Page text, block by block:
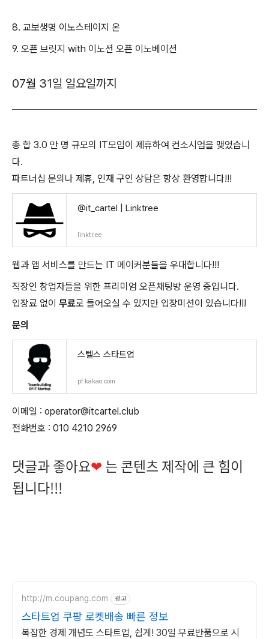
8. 교보생명 이노스테이지 온
9. 오픈 브릿지 with 이노션 오픈 이노베이션
07월 31일 일요일까지
총 합 3.0 만 명 규모의 IT모임이 제휴하여 컨소시엄을 맺었습니
다.
파트너십 문의나 제휴, 인재 구인 상담은 항상 환영합니다!!!
@it_cartel | Linktree
linktr.ee
웹과 앱 서비스를 만드는 IT 메이커분들을 우대합니다!!!
직장인 창업자들을 위한 프리미엄 오픈채팅방 운영 중입니다.
입장료 없이 무료로 들어오실 수 있지만 입장미션이 있습니다!!!
문의
스텔스 스타트업
pf.kakao.com
이메일 : operator@itcartel.club
전화번호 : 010 4210 2969
댓글과 좋아요❤ 는 콘텐츠 제작에 큰 힘이
됩니다!!!
http://m.coupang.com 광고
스타트업 쿠팡 로켓배송 빠른 정보
복잡한 경제 개념도 스타트업, 쉽게! 30일 무료반품으로 시